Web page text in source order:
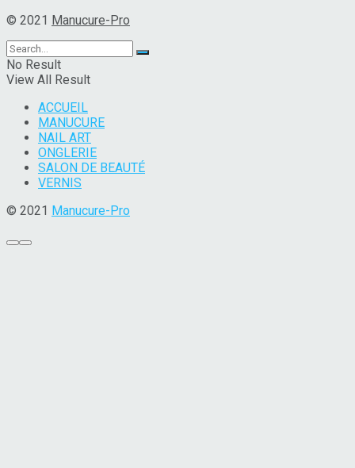
© 2021 Manucure-Pro
No Result
View All Result
ACCUEIL
MANUCURE
NAIL ART
ONGLERIE
SALON DE BEAUTÉ
VERNIS
© 2021 Manucure-Pro